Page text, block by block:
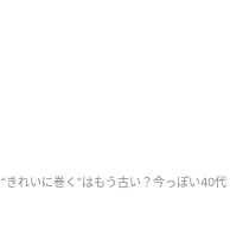
“きれいに巻く”はもう古い？今っぽい40代